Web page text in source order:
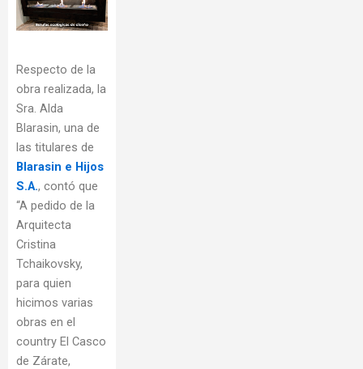
Respecto de la
obra realizada, la
Sra. Alda
Blarasin, una de
las titulares de
Blarasin e Hijos
S.A., contó que
“A pedido de la
Arquitecta
Cristina
Tchaikovsky,
para quien
hicimos varias
obras en el
country El Casco
de Zárate,